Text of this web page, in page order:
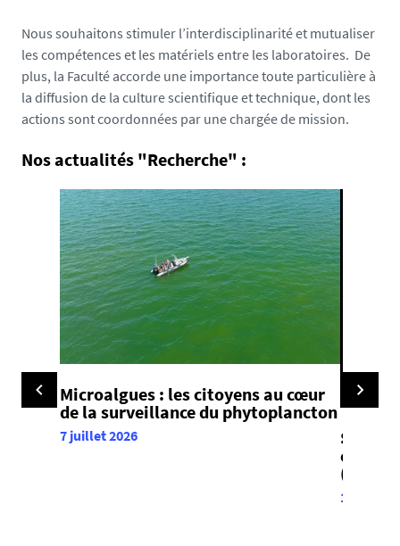
Nous souhaitons stimuler l’interdisciplinarité et mutualiser
les compétences et les matériels entre les laboratoires. De
plus, la Faculté accorde une importance toute particulière à
la diffusion de la culture scientifique et technique, dont les
actions sont coordonnées par une chargée de mission.
Nos actualités "Recherche" :
Microalgues : les citoyens au cœur
de la surveillance du phytoplancton
7 juillet 2026
of an
(LPL)
16 juin